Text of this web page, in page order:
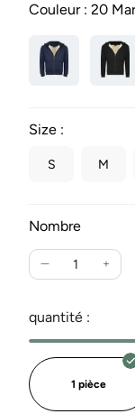
Couleur : 20
Size :
S M
Nombre
Réduire
quantité
pour
Switcher
Sherpa
Hoodie
Verbier
quantité :
1 pièce